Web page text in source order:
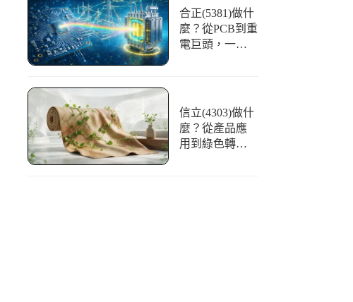
合正(5381)做什
麼？從PCB到重
電巨頭，一文
信立(4303)做什
麼？從產品應
用到綠色轉